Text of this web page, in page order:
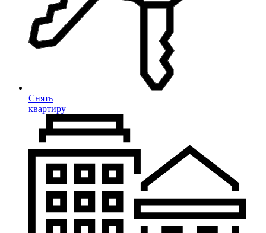
Снять
квартиру